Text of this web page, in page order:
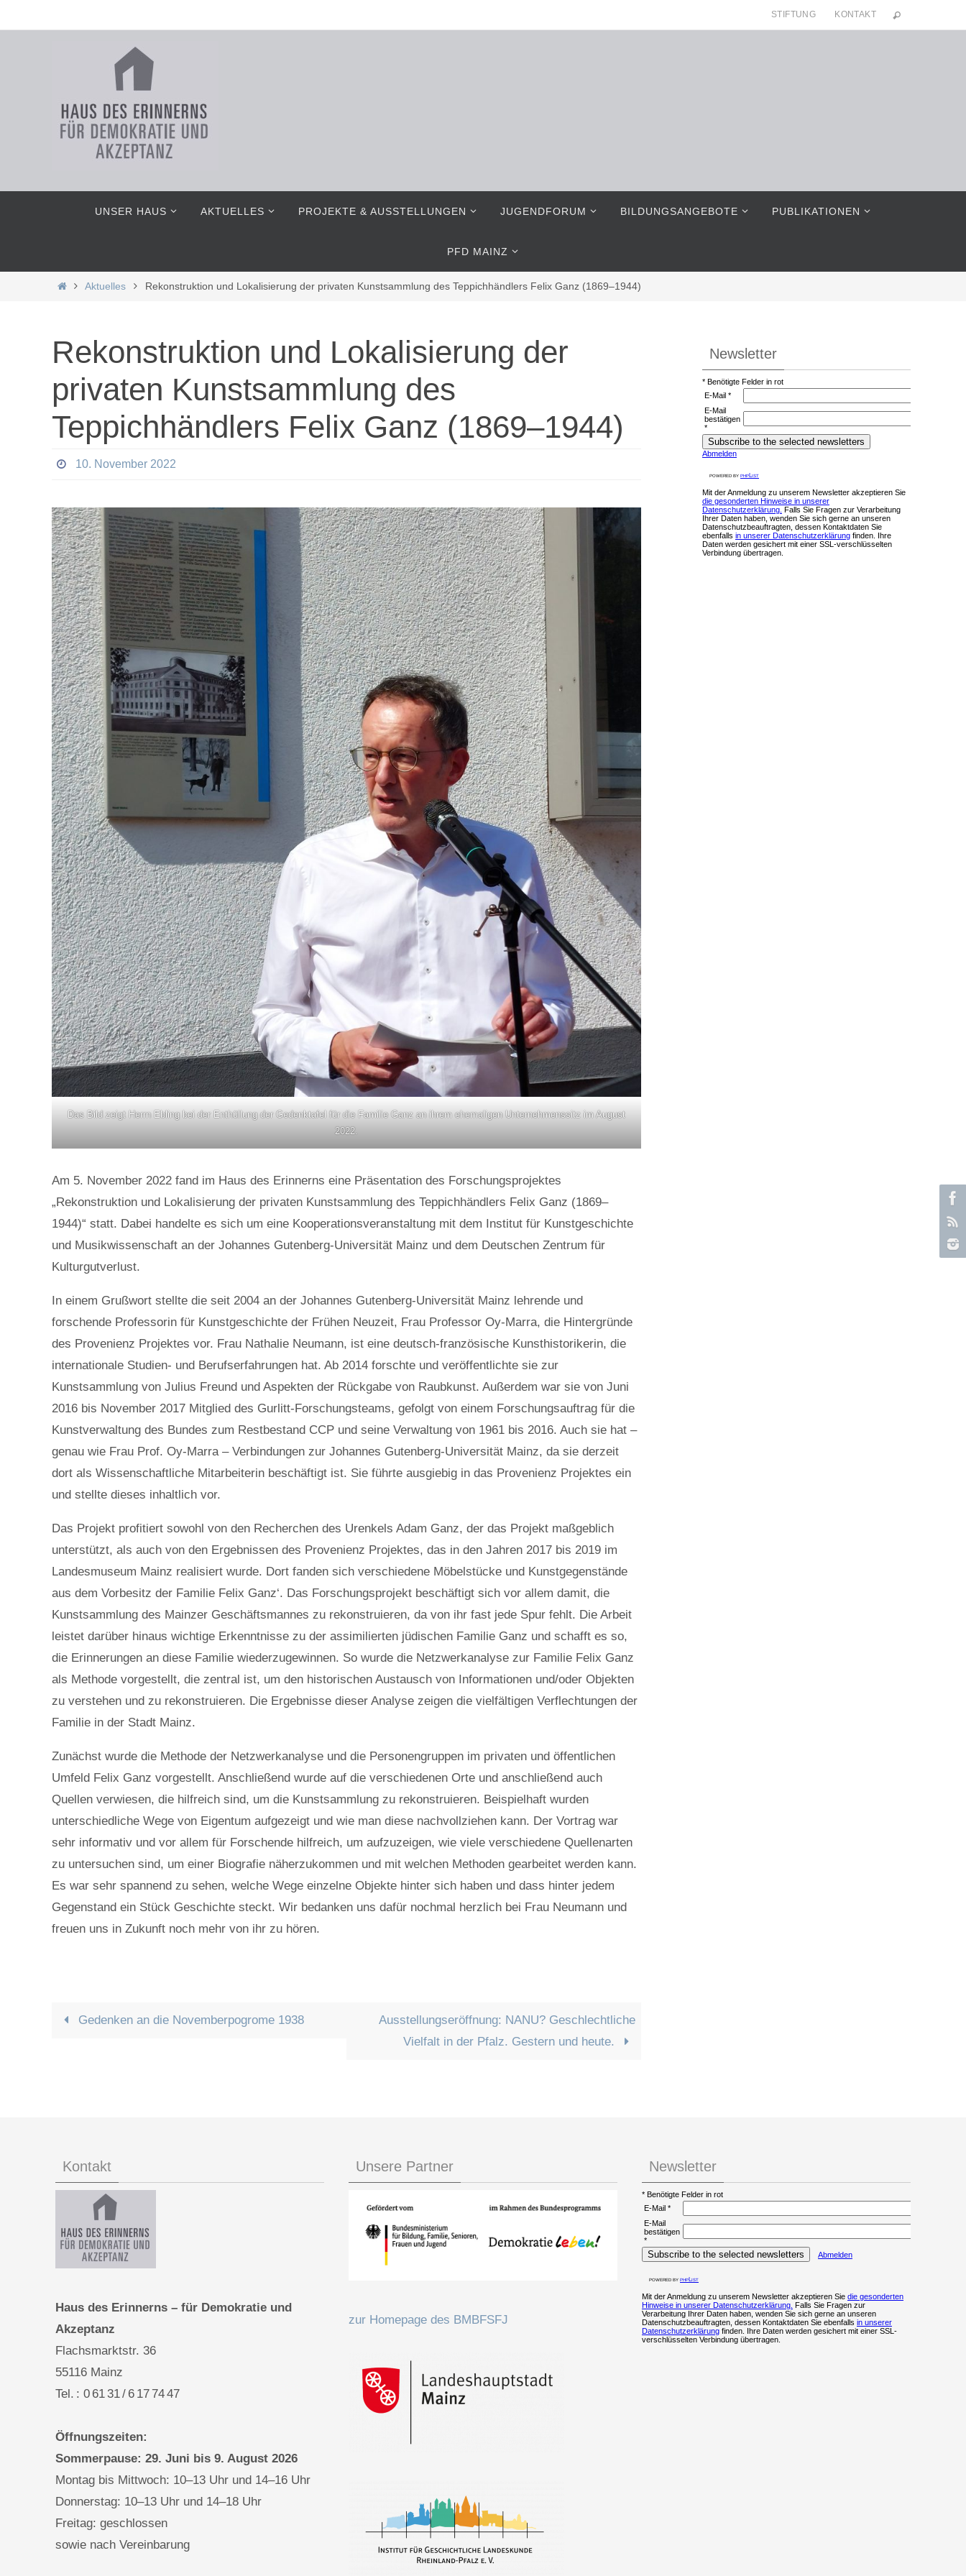
Inhalt
STIFTUNG KONTAKT
UNSER HAUS AKTUELLES PROJEKTE & AUSSTELLUNGEN JUGENDFORUM BILDUNGSANGEBOTE PUBLIKATIONEN
PFD MAINZ
HomeAktuelles Rekonstruktion und Lokalisierung der privaten Kunstsammlung des Teppichhändlers Felix Ganz (1869–1944)
Rekonstruktion und Lokalisierung der
privaten Kunstsammlung des
Teppichhändlers Felix Ganz (1869–1944)
10. November 2022
Das Bild zeigt Herrn Ebling bei der Enthüllung der Gedenktafel für die Familie Ganz an ihrem ehemaligen Unternehmenssitz im August
2022.
Am 5. November 2022 fand im Haus des Erinnerns eine Präsentation des Forschungsprojektes
„Rekonstruktion und Lokalisierung der privaten Kunstsammlung des Teppichhändlers Felix Ganz (1869–
1944)“ statt. Dabei handelte es sich um eine Kooperationsveranstaltung mit dem Institut für Kunstgeschichte
und Musikwissenschaft an der Johannes Gutenberg-Universität Mainz und dem Deutschen Zentrum für
Kulturgutverlust.
In einem Grußwort stellte die seit 2004 an der Johannes Gutenberg-Universität Mainz lehrende und
forschende Professorin für Kunstgeschichte der Frühen Neuzeit, Frau Professor Oy-Marra, die Hintergründe
des Provenienz Projektes vor. Frau Nathalie Neumann, ist eine deutsch-französische Kunsthistorikerin, die
internationale Studien- und Berufserfahrungen hat. Ab 2014 forschte und veröffentlichte sie zur
Kunstsammlung von Julius Freund und Aspekten der Rückgabe von Raubkunst. Außerdem war sie von Juni
2016 bis November 2017 Mitglied des Gurlitt-Forschungsteams, gefolgt von einem Forschungsauftrag für die
Kunstverwaltung des Bundes zum Restbestand CCP und seine Verwaltung von 1961 bis 2016. Auch sie hat –
genau wie Frau Prof. Oy-Marra – Verbindungen zur Johannes Gutenberg-Universität Mainz, da sie derzeit
dort als Wissenschaftliche Mitarbeiterin beschäftigt ist. Sie führte ausgiebig in das Provenienz Projektes ein
und stellte dieses inhaltlich vor.
Das Projekt profitiert sowohl von den Recherchen des Urenkels Adam Ganz, der das Projekt maßgeblich
unterstützt, als auch von den Ergebnissen des Provenienz Projektes, das in den Jahren 2017 bis 2019 im
Landesmuseum Mainz realisiert wurde. Dort fanden sich verschiedene Möbelstücke und Kunstgegenstände
aus dem Vorbesitz der Familie Felix Ganz‘. Das Forschungsprojekt beschäftigt sich vor allem damit, die
Kunstsammlung des Mainzer Geschäftsmannes zu rekonstruieren, da von ihr fast jede Spur fehlt. Die Arbeit
leistet darüber hinaus wichtige Erkenntnisse zu der assimilierten jüdischen Familie Ganz und schafft es so,
die Erinnerungen an diese Familie wiederzugewinnen. So wurde die Netzwerkanalyse zur Familie Felix Ganz
als Methode vorgestellt, die zentral ist, um den historischen Austausch von Informationen und/oder Objekten
zu verstehen und zu rekonstruieren. Die Ergebnisse dieser Analyse zeigen die vielfältigen Verflechtungen der
Familie in der Stadt Mainz.
Zunächst wurde die Methode der Netzwerkanalyse und die Personengruppen im privaten und öffentlichen
Umfeld Felix Ganz vorgestellt. Anschließend wurde auf die verschiedenen Orte und anschließend auch
Quellen verwiesen, die hilfreich sind, um die Kunstsammlung zu rekonstruieren. Beispielhaft wurden
unterschiedliche Wege von Eigentum aufgezeigt und wie man diese nachvollziehen kann. Der Vortrag war
sehr informativ und vor allem für Forschende hilfreich, um aufzuzeigen, wie viele verschiedene Quellenarten
zu untersuchen sind, um einer Biografie näherzukommen und mit welchen Methoden gearbeitet werden kann.
Es war sehr spannend zu sehen, welche Wege einzelne Objekte hinter sich haben und dass hinter jedem
Gegenstand ein Stück Geschichte steckt. Wir bedanken uns dafür nochmal herzlich bei Frau Neumann und
freuen uns in Zukunft noch mehr von ihr zu hören.
Gedenken an die Novemberpogrome 1938
Ausstellungseröffnung: NANU? Geschlechtliche
Vielfalt in der Pfalz. Gestern und heute.
Newsletter
Kontakt
Haus des Erinnerns – für Demokratie und
Akzeptanz
Flachsmarktstr. 36
55116 Mainz
Tel. : 0 61 31 / 6 17 74 47
Öffnungszeiten:
Sommerpause: 29. Juni bis 9. August 2026
Montag bis Mittwoch: 10–13 Uhr und 14–16 Uhr
Donnerstag: 10–13 Uhr und 14–18 Uhr
Freitag: geschlossen
sowie nach Vereinbarung
Unsere Partner
zur Homepage des BMBFSFJ
Newsletter